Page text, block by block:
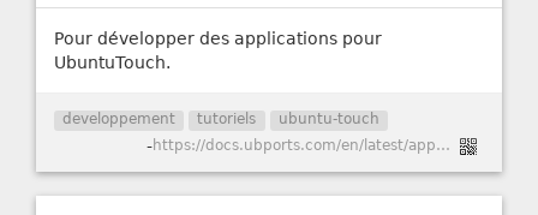
Pour développer des applications pour
UbuntuTouch.
developpement tutoriels ubuntu-touch
- https://docs.ubports.com/en/latest/appdev/index.html